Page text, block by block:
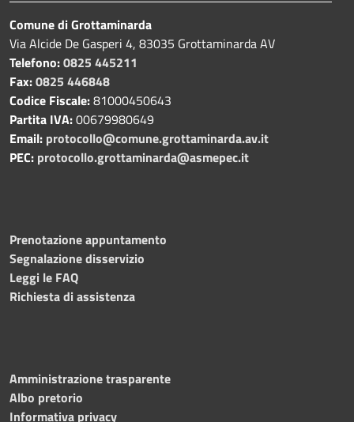
Comune di Grottaminarda
Via Alcide De Gasperi 4, 83035 Grottaminarda AV
Telefono:0825 445211
Fax:0825 446848
Codice Fiscale:81000450643
Partita IVA:00679980649
Email: protocollo@comune.grottaminarda.av.it
PEC: protocollo.grottaminarda@asmepec.it
Prenotazione appuntamento
Segnalazione disservizio
Leggi le FAQ
Richiesta di assistenza
Amministrazione trasparente
Albo pretorio
Informativa privacy